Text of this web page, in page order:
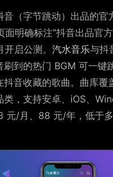
音（字节跳动）出品的官
明确标注”抖音出品官
启公测。 汽水音乐与抖
刷到的热门 BGM 可一键
抖音收藏的歌曲。曲库覆
类，支持安卓、iOS、
元/月、88 元/年，低于